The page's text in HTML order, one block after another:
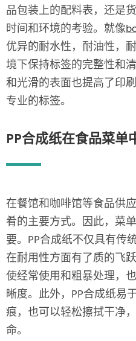
品包装上的配料表，还是
时间和环境的考验。就像
优异的耐水性，耐油性，
境下保持标签的完整性和
和光滑的表面也提高了印
专业的标签。
PP合成纸在食品菜单
在餐馆和咖啡馆等食品供
肴的主要方式。因此，菜
要。PP合成纸不仅具有传
在耐用性方面有了质的飞
使经常使用和粗暴处理，
晰度。此外，PP合成纸易
痕，也可以轻松擦拭干净
命。